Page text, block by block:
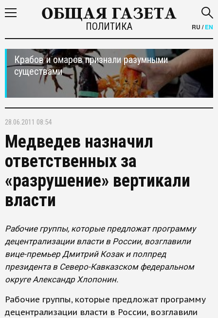
ПОЛИТИКА RU /EN
Крабов и омаров признали разумными
существами
28.06.2011 08:54
Медведев назначил
ответственных за
«разрушение» вертикали
власти
Рабочие группы, которые предложат программу
децентрализации власти в России, возглавили
вице-премьер Дмитрий Козак и полпред
президента в Северо-Кавказском федеральном
округе Александр Хлопонин.
Рабочие группы, которые предложат программу
децентрализации власти в России, возглавили